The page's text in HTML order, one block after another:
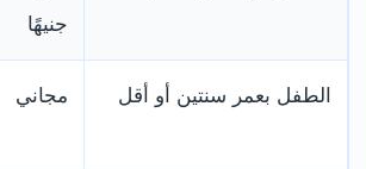
جنيهًا
الطفل بعمر سنتين أو أقل مجاني